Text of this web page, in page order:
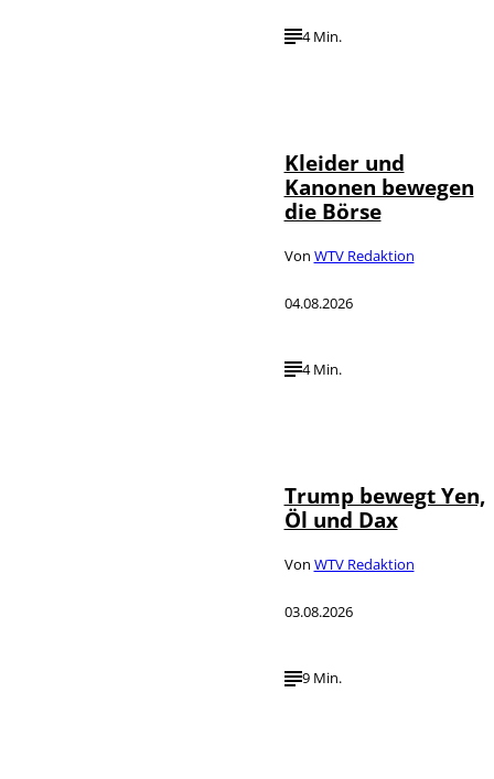
4 Min.
Kleider und
Kanonen bewegen
die Börse
Von WTV Redaktion
04.08.2026
4 Min.
Trump bewegt Yen,
Öl und Dax
Von WTV Redaktion
03.08.2026
9 Min.